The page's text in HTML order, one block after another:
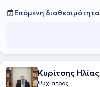
Επόμενη διαθεσιμότητα
Κυρίτσης Ηλίας
Ψυχίατρος